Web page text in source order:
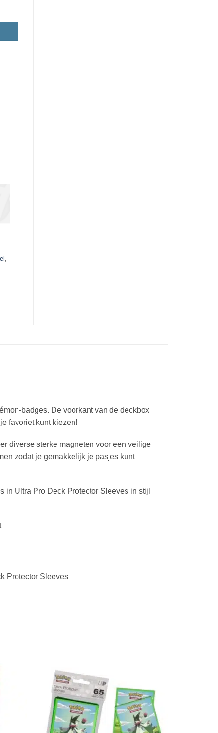
badges. De voorkant van de deckbox
favoriet kunt kiezen!
diverse sterke magneten voor een veilige
zodat je gemakkelijk je pasjes kunt
in Ultra Pro Deck Protector Sleeves in stijl
Protector Sleeves